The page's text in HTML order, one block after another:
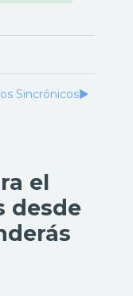
▶︎
Sincrónicos
el
desde